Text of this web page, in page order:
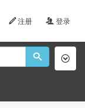
注册 登录